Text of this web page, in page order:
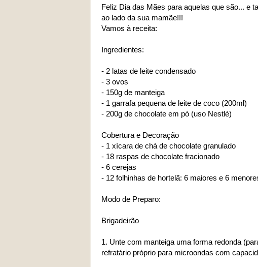
Feliz Dia das Mães para aquelas que são... e
ao lado da sua mamãe!!!
Vamos à receita:
Ingredientes:
- 2 latas de leite condensado
- 3 ovos
- 150g de manteiga
- 1 garrafa pequena de leite de coco (200ml)
- 200g de chocolate em pó (uso Nestlé)
Cobertura e Decoração
- 1 xícara de chá de chocolate granulado
- 18 raspas de chocolate fracionado
- 6 cerejas
- 12 folhinhas de hortelã: 6 maiores e 6
Modo de Preparo:
Brigadeirão
1. Unte com manteiga uma forma redonda
refratário próprio para microondas com